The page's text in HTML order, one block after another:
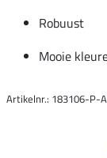
Robuust
Mooie
Artikelnr.: 183106-P-